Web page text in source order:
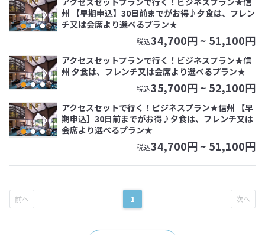
州 【早期申込】30日前までがお得♪夕食は、フレン
チ又は会席より選べるプラン★
税込34,700円 ~ 51,100円
アクセスセットプランで行く！ビジネスプラン★信
州 夕食は、フレンチ又は会席より選べるプラン★
税込35,700円 ~ 52,100円
アクセスセットで行く！ビジネスプラン★信州 【早
期申込】30日前までがお得♪夕食は、フレンチ又は
会席より選べるプラン★
税込34,700円 ~ 51,100円
1